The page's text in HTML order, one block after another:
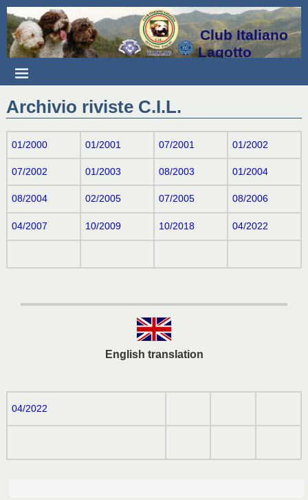
Club Italiano
Lagotto
Archivio riviste C.I.L.
01/2000 01/2001 07/2001 01/2002
07/2002 01/2003 08/2003 01/2004
08/2004 02/2005 07/2005 08/2006
04/2007 10/2009 10/2018 04/2022
English translation
04/2022